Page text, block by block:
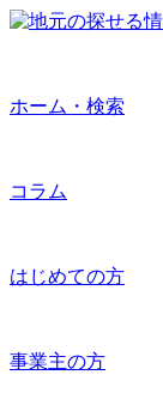
ホーム・検索
コラム
はじめての方
事業主の方